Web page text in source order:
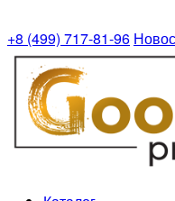
+8 (499) 717-81-96